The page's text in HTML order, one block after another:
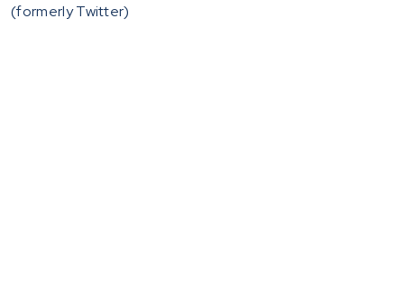
(formerly Twitter)